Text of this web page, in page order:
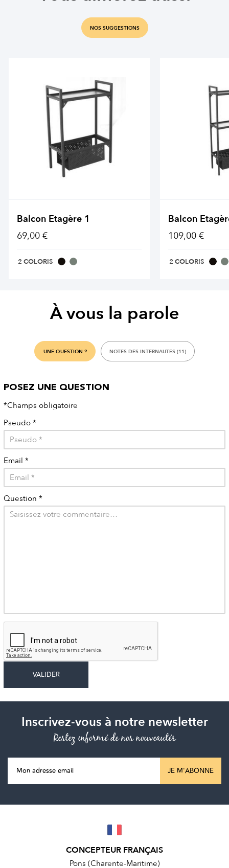
NOS SUGGESTIONS
Balcon Etagère 1
69,00 €
2 COLORIS
Balcon
109,00 €
2 COLORIS
À vous la parole
UNE QUESTION ? NOTES DES INTERNAUTES (11)
POSEZ UNE QUESTION
*Champs obligatoire
Pseudo *
Email *
Question *
Inscrivez-vous à notre newsletter
Restez informé de nos nouveautés
JE M'ABONNE
CONCEPTEUR FRANÇAIS
Pons (Charente-Maritime)